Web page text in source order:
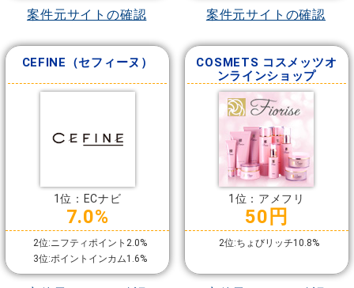
案件元サイトの確認 案件元サイトの確認
CEFINE（セフィーヌ）
1位：ECナビ
7.0%
2位:ニフティポイント2.0%
3位:ポイントインカム1.6%
COSMETS コスメッツオ
ンラインショップ
1位：アメフリ
50円
2位:ちょびリッチ10.8%